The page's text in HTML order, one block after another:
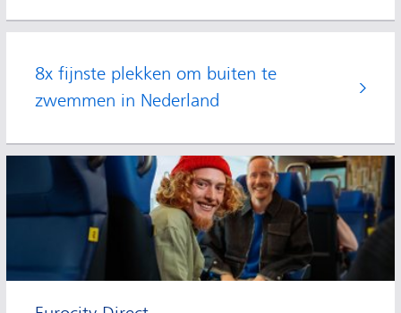
8x fijnste plekken om buiten te
zwemmen in Nederland